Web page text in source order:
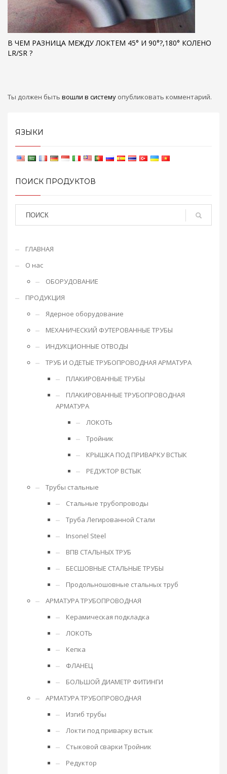
В ЧЕМ РАЗНИЦА МЕЖДУ ЛОКТЕМ 45° И 90°?,180° КОЛЕНО
LR/SR ?
Ты должен быть вошли в систему опубликовать комментарий.
ЯЗЫКИ
ПОИСК ПРОДУКТОВ
ГЛАВНАЯ
О нас
ОБОРУДОВАНИЕ
ПРОДУКЦИЯ
Ядерное оборудование
МЕХАНИЧЕСКИЙ ФУТЕРОВАННЫЕ ТРУБЫ
ИНДУКЦИОННЫЕ ОТВОДЫ
ТРУБ И ОДЕТЫЕ ТРУБОПРОВОДНАЯ АРМАТУРА
ПЛАКИРОВАННЫЕ ТРУБЫ
ПЛАКИРОВАННЫЕ ТРУБОПРОВОДНАЯ
АРМАТУРА
ЛОКОТЬ
Тройник
КРЫШКА ПОД ПРИВАРКУ ВСТЫК
РЕДУКТОР ВСТЫК
Трубы стальные
Стальные трубопроводы
Труба Легированной Стали
Insonel Steel
ВПВ СТАЛЬНЫХ ТРУБ
БЕСШОВНЫЕ СТАЛЬНЫЕ ТРУБЫ
Продольношовные стальных труб
АРМАТУРА ТРУБОПРОВОДНАЯ
Керамическая подкладка
ЛОКОТЬ
Кепка
ФЛАНЕЦ
БОЛЬШОЙ ДИАМЕТР ФИТИНГИ
АРМАТУРА ТРУБОПРОВОДНАЯ
Изгиб трубы
Локти под приварку встык
Стыковой сварки Тройник
Редуктор